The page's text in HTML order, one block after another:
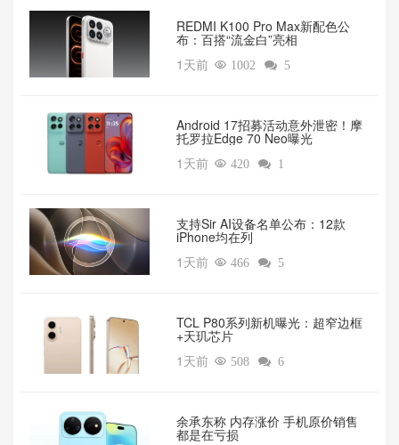
REDMI K100 Pro Max新配色公
布：百搭“流金白”亮相
1天前  1002  5
Android 17招募活动意外泄密！摩
托罗拉Edge 70 Neo曝光
1天前  420  1
支持Sir AI设备名单公布：12款
iPhone均在列
1天前  466  5
TCL P80系列新机曝光：超窄边框
+天玑芯片
1天前  508  6
余承东称 内存涨价 手机原价销售
都是在亏损